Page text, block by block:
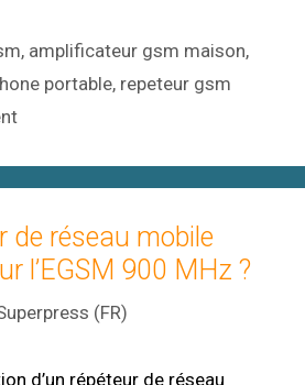
, amplificateur gsm maison,
portable, repeteur gsm
de réseau mobile
l’EGSM 900 MHz ?
(FR)
d’un répéteur de réseau